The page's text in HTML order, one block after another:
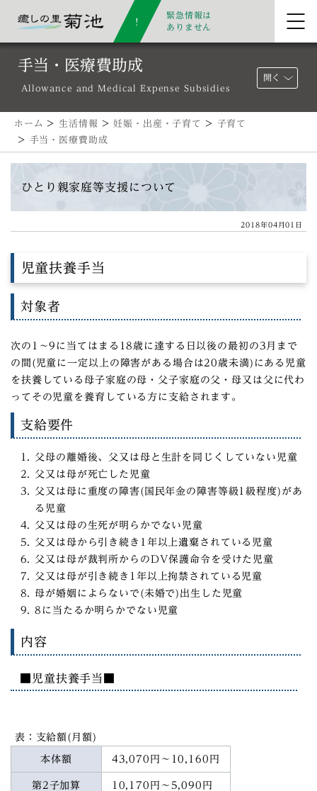
緊急情報は
ありません
手当・医療費助成
Allowance and Medical Expense Subsidies
開く
ホーム >生活情報 >妊娠・出産・子育て > 子育て
> 手当・医療費助成
ひとり親家庭等支援について
2018年04月01日
児童扶養手当
対象者
次の1～9に当てはまる18歳に達する日以後の最初の3月まで
の間(児童に一定以上の障害がある場合は20歳未満)にある児童
を扶養している母子家庭の母・父子家庭の父・母又は父に代わ
ってその児童を養育している方に支給されます。
支給要件
父母の離婚後、父又は母と生計を同じくしていない児童
父又は母が死亡した児童
父又は母に重度の障害(国民年金の障害等級1級程度)があ
る児童
父又は母の生死が明らかでない児童
父又は母から引き続き1年以上遺棄されている児童
父又は母が裁判所からのDV保護命令を受けた児童
父又は母が引き続き1年以上拘禁されている児童
母が婚姻によらないで(未婚で)出生した児童
8に当たるか明らかでない児童
内容
■児童扶養手当■
表：支給額(月額)
本体額 43,070円～10,160円
第2子加算 10,170円～5,090円